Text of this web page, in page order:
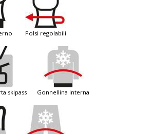
polsi regolabili
skipass gonnellina interna